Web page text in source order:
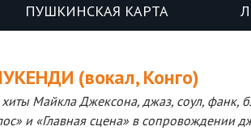
ПУШКИНСКАЯ КАРТА
(вокал, Конго)
Майкла Джексона, джаз, соул, фанк,
и «Главная сцена» в сопровождении